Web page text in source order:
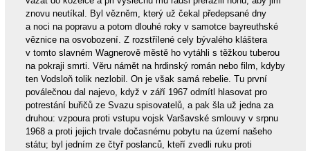
znovu neutíkal. Byl vězněm, který už čekal předepsané dny
a noci na popravu a potom dlouhé roky v samotce bayreuthské
věznice na osvobození. Z rozstřílené cely bývalého kláštera
v tomto slavném Wagnerově městě ho vytáhli s těžkou tuberou
na pokraji smrti. Věru námět na hrdinský román nebo film, kdyby
ten Vodsloň tolik nezlobil. On je však samá rebelie. Tu první
poválečnou dal najevo, když v září 1967 odmítl hlasovat pro
potrestání buřičů ze Svazu spisovatelů, a pak šla už jedna za
druhou: vzpoura proti vstupu vojsk Varšavské smlouvy v srpnu
1968 a proti jejich trvale dočasnému pobytu na území našeho
státu; byl jedním ze čtyř poslanců, kteří zvedli ruku proti